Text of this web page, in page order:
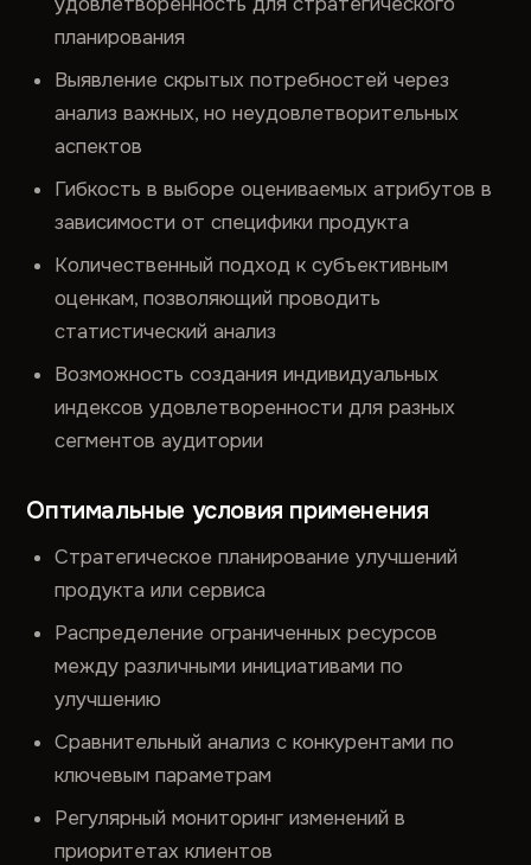
планирования
Выявление скрытых потребностей через
анализ важных, но неудовлетворительных
аспектов
Гибкость в выборе оцениваемых атрибутов в
зависимости от специфики продукта
Количественный подход к субъективным
оценкам, позволяющий проводить
статистический анализ
Возможность создания индивидуальных
индексов удовлетворенности для разных
сегментов аудитории
Оптимальные условия применения
Стратегическое планирование улучшений
продукта или сервиса
Распределение ограниченных ресурсов
между различными инициативами по
улучшению
Сравнительный анализ с конкурентами по
ключевым параметрам
Регулярный мониторинг изменений в
приоритетах клиентов